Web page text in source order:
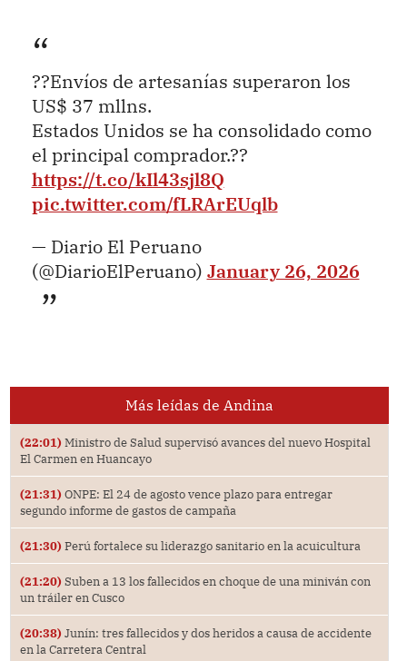
??Envíos de artesanías superaron los
US$ 37 mllns.
Estados Unidos se ha consolidado como
el principal comprador.??
https://t.co/kIl43sjl8Q
pic.twitter.com/fLRArEUqlb
— Diario El Peruano
(@DiarioElPeruano) January 26, 2026
Más leídas de Andina
(22:01) Ministro de Salud supervisó avances del nuevo Hospital
El Carmen en Huancayo
(21:31) ONPE: El 24 de agosto vence plazo para entregar
segundo informe de gastos de campaña
(21:30) Perú fortalece su liderazgo sanitario en la acuicultura
(21:20) Suben a 13 los fallecidos en choque de una miniván con
un tráiler en Cusco
(20:38) Junín: tres fallecidos y dos heridos a causa de accidente
en la Carretera Central